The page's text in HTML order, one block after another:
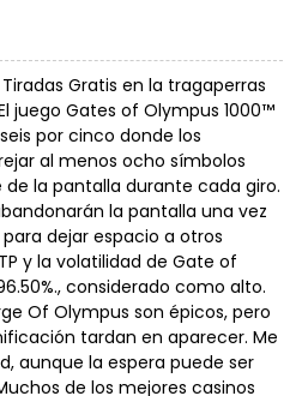
Gratis en la tragaperras
juego Gates of Olympus 1000™
por cinco donde los
al menos ocho símbolos
la pantalla durante cada giro.
la pantalla una vez
dejar espacio a otros
y la volatilidad de Gate of
considerado como alto.
Of Olympus son épicos, pero
tardan en aparecer. Me
aunque la espera puede ser
de los mejores casinos